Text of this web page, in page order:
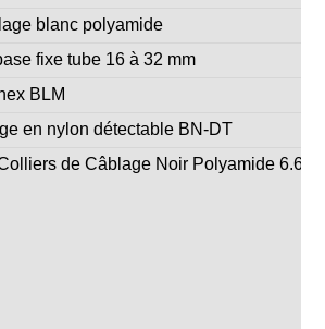
blanc polyamide
fixe tube 16 à 32 mm
BLM
en nylon détectable BN-DT
de Câblage Noir Polyamide 6.6